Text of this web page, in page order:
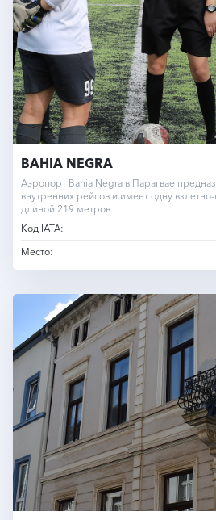
BAHIA NEGRA
Аэропорт Bahia Negra в Парагвае
внутренних рейсов и имеет одну
длиной 219 метров.
Код IATA:
Место: